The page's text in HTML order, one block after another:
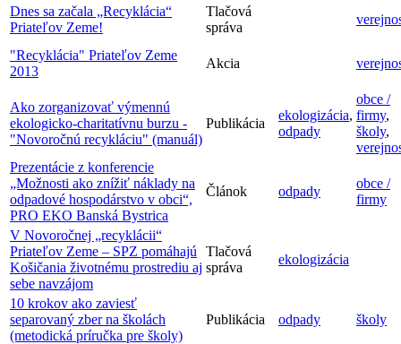
Dnes sa začala „Recyklácia“
Priateľov Zeme!
Tlačová
správa
"Recyklácia" Priateľov Zeme
2013
Akcia
Ako zorganizovať výmennú
ekologicko-charitatívnu burzu -
"Novoročnú recykláciu" (manuál)
Publikácia
ekologizácia,
odpady
obce /
firmy,
školy,
Prezentácie z konferencie
„Možnosti ako znížiť náklady na
odpadové hospodárstvo v obci“,
PRO EKO Banská Bystrica
Článok odpady
obce /
firmy
V Novoročnej „recyklácii“
Priateľov Zeme – SPZ pomáhajú
Košičania životnému prostrediu aj
sebe navzájom
Tlačová
správa
ekologizácia
10 krokov ako zaviesť
separovaný zber na školách
(metodická príručka pre školy)
Publikácia odpady školy